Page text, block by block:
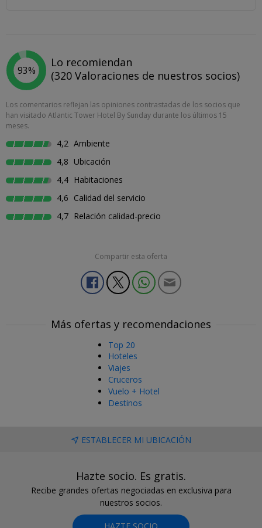
93%
Lo recomiendan
(320 Valoraciones de nuestros socios)
Los comentarios reflejan las opiniones contrastadas de los socios que
han visitado Atlantic Tower Hotel By Sunday durante los últimos 15
meses.
4,2 Ambiente
4,8 Ubicación
4,4 Habitaciones
4,6 Calidad del servicio
4,7 Relación calidad-precio
Compartir esta oferta
Más ofertas y recomendaciones
Top 20
Hoteles
Viajes
Cruceros
Vuelo + Hotel
Destinos
ESTABLECER MI UBICACIÓN
Hazte socio. Es gratis.
Recibe grandes ofertas negociadas en exclusiva para
nuestros socios.